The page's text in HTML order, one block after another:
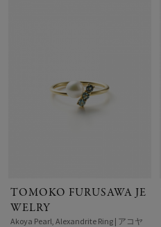
TOMOKO FURUSAWA JE
WELRY
Akoya Pearl, Alexandrite Ring | アコヤ